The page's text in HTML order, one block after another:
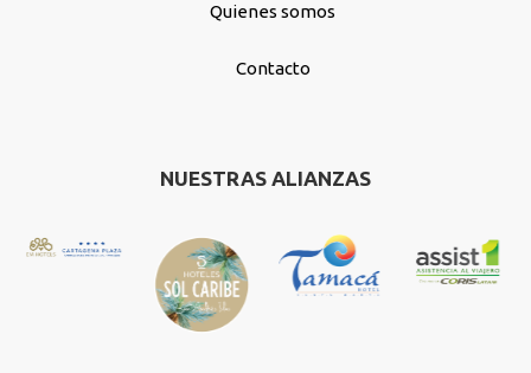
Quienes somos
Contacto
NUESTRAS ALIANZAS